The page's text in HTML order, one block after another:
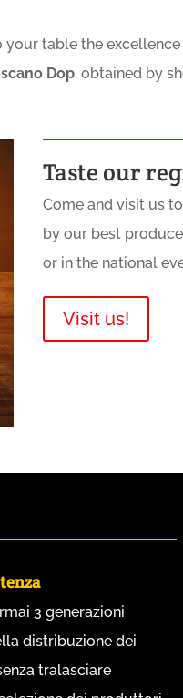
your table the
Dop, obtained by
Taste our
Come and visit us
by our best
or in the national
Visit us!
3 generazioni
distribuzione dei
tralasciare